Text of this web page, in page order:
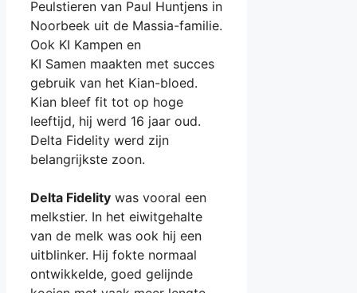
Peulstieren van Paul Huntjens in
Noorbeek uit de Massia-familie.
Ook KI Kampen en
KI Samen maakten met succes
gebruik van het Kian-bloed.
Kian bleef fit tot op hoge
leeftijd, hij werd 16 jaar oud.
Delta Fidelity werd zijn
belangrijkste zoon.
Delta Fidelity was vooral een
melkstier. In het eiwitgehalte
van de melk was ook hij een
uitblinker. Hij fokte normaal
ontwikkelde, goed gelijnde